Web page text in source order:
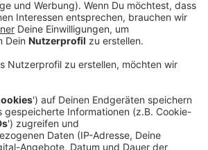
Songs haben verschiedene
Stephen Kirk, Ron Perry,
Bilowitz und Sebastian Garcia
RM war an der
beteiligt, um für den richtigen
Der besteht vor allem aus
dem guten alten Boyband-Feeling.